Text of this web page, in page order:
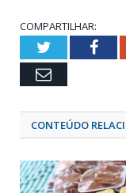
COMPARTILHAR:
Twitter
Email
CONTEÚDO